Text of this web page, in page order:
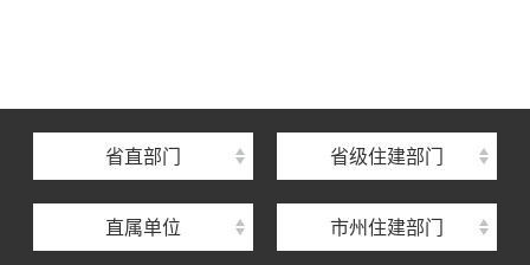
省直部门 省级住建部门
直属单位
湖北省住房保障中心
湖北省建设工程质量安全监督总站
湖北省建设工程标准定额管理总站 市州住建部门